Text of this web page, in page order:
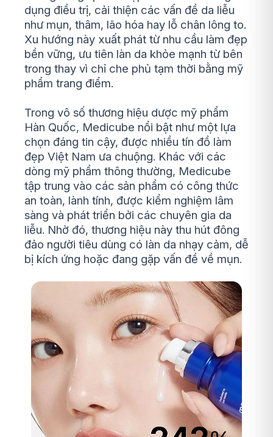
dụng điều trị, cải thiện các vấn đề da liễu
như mụn, thâm, lão hóa hay lỗ chân lông to.
Xu hướng này xuất phát từ nhu cầu làm đẹp
bền vững, ưu tiên làn da khỏe mạnh từ bên
trong thay vì chỉ che phủ tạm thời bằng mỹ
phẩm trang điểm.
Trong vô số thương hiệu dược mỹ phẩm
Hàn Quốc, Medicube nổi bật như một lựa
chọn đáng tin cậy, được nhiều tín đồ làm
đẹp Việt Nam ưa chuộng. Khác với các
dòng mỹ phẩm thông thường, Medicube
tập trung vào các sản phẩm có công thức
an toàn, lành tính, được kiểm nghiệm lâm
sàng và phát triển bởi các chuyên gia da
liễu. Nhờ đó, thương hiệu này thu hút đông
đảo người tiêu dùng có làn da nhạy cảm, dễ
bị kích ứng hoặc đang gặp vấn đề về mụn.